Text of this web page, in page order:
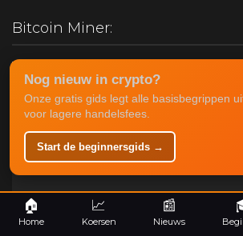
Bitcoin Miner:
Antminer S19K Pro 120TH -
Ethiopie
€1,950.00Oorspronkelijke
prijs
was:
€1,950.00.
€950.00Huidige
is:
Passief Inkomen:
Bitcoin Mining:
Mining interessanter dan HODL? Bekijk
🏠
Home
📈
Koersen
📰
Nieuws
Nog nieuw in crypto?
Onze gratis gids legt alle basisbegrippen
voor lagere handelsfees.
Start de beginnersgids →